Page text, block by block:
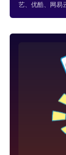
艺、优酷、网易